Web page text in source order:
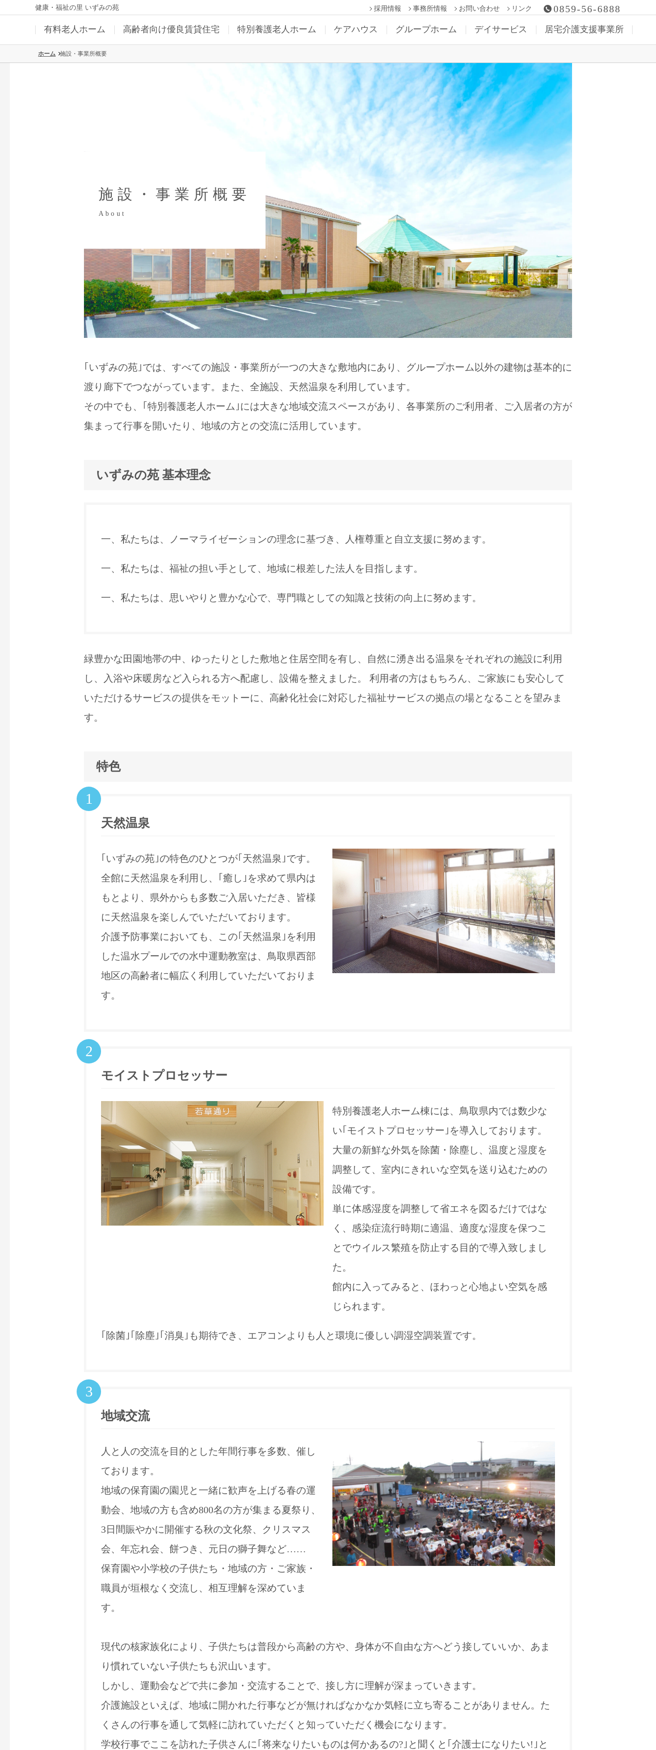
健康・福祉の里 いずみの苑 採用情報 事務所情報 お問い合わせ リンク 0859-56-6888
有料老人ホーム 高齢者向け優良賃貸住宅 特別養護老人ホーム ケアハウス グループホーム デイサービス 居宅介護支援事業所
ホーム 施設・事業所概要
施設・事業所概要
About
｢いずみの苑｣では、すべての施設・事業所が一つの大きな敷地内にあり、グループホーム以外の建物は基本的に
渡り廊下でつながっています。また、全施設、天然温泉を利用しています。
その中でも、｢特別養護老人ホーム｣には大きな地域交流スペースがあり、各事業所のご利用者、ご入居者の方が
集まって行事を開いたり、地域の方との交流に活用しています。
いずみの苑 基本理念
一、私たちは、ノーマライゼーションの理念に基づき、人権尊重と自立支援に努めます。
一、私たちは、福祉の担い手として、地域に根差した法人を目指します。
一、私たちは、思いやりと豊かな心で、専門職としての知識と技術の向上に努めます。
緑豊かな田園地帯の中、ゆったりとした敷地と住居空間を有し、自然に湧き出る温泉をそれぞれの施設に利用
し、入浴や床暖房など入られる方へ配慮し、設備を整えました。 利用者の方はもちろん、ご家族にも安心して
いただけるサービスの提供をモットーに、高齢化社会に対応した福祉サービスの拠点の場となることを望みま
す。
特色
1
天然温泉
｢いずみの苑｣の特色のひとつが｢天然温泉｣です。
全館に天然温泉を利用し、｢癒し｣を求めて県内は
もとより、県外からも多数ご入居いただき、皆様
に天然温泉を楽しんでいただいております。
介護予防事業においても、この｢天然温泉｣を利用
した温水プールでの水中運動教室は、鳥取県西部
地区の高齢者に幅広く利用していただいておりま
す。
2
モイストプロセッサー
特別養護老人ホーム棟には、鳥取県内では数少な
い｢モイストプロセッサー｣を導入しております。
大量の新鮮な外気を除菌・除塵し、温度と湿度を
調整して、室内にきれいな空気を送り込むための
設備です。
単に体感湿度を調整して省エネを図るだけではな
く、感染症流行時期に適温、適度な湿度を保つこ
とでウイルス繁殖を防止する目的で導入致しまし
た。
館内に入ってみると、ほわっと心地よい空気を感
じられます。
｢除菌｣｢除塵｣｢消臭｣も期待でき、エアコンよりも人と環境に優しい調湿空調装置です。
3
地域交流
人と人の交流を目的とした年間行事を多数、催し
ております。
地域の保育園の園児と一緒に歓声を上げる春の運
動会、地域の方も含め800名の方が集まる夏祭り、
3日間賑やかに開催する秋の文化祭、クリスマス
会、年忘れ会、餅つき、元日の獅子舞など……
保育園や小学校の子供たち・地域の方・ご家族・
職員が垣根なく交流し、相互理解を深めていま
す。
現代の核家族化により、子供たちは普段から高齢の方や、身体が不自由な方へどう接していいか、あま
り慣れていない子供たちも沢山います。
しかし、運動会などで共に参加・交流することで、接し方に理解が深まっていきます。
介護施設といえば、地域に開かれた行事などが無ければなかなか気軽に立ち寄ることがありません。た
くさんの行事を通して気軽に訪れていただくと知っていただく機会になります。
学校行事でここを訪れた子供さんに｢将来なりたいものは何かあるの?｣と聞くと｢介護士になりたい!｣と